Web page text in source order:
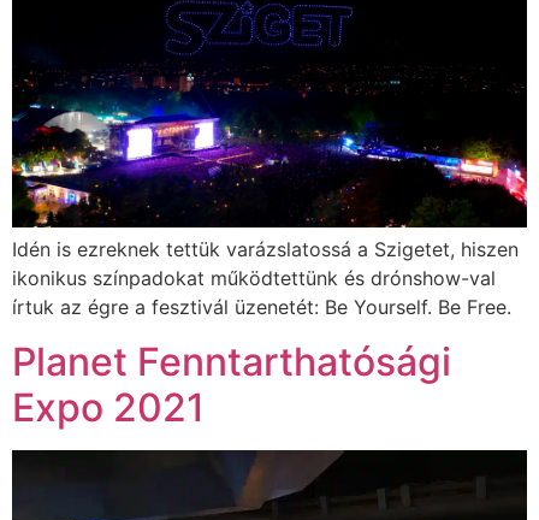
Idén is ezreknek tettük varázslatossá a Szigetet, hiszen
ikonikus színpadokat működtettünk és drónshow-val
írtuk az égre a fesztivál üzenetét: Be Yourself. Be Free.
Planet Fenntarthatósági
Expo 2021